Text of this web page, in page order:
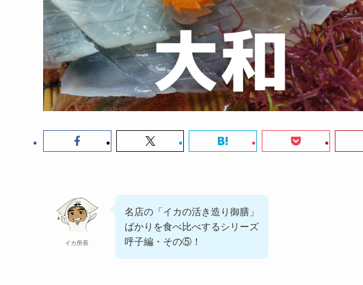
イカ所長
名店の「イカの活き造り御膳」
ばかりを食べ比べするシリーズ
呼子編・その⑤！